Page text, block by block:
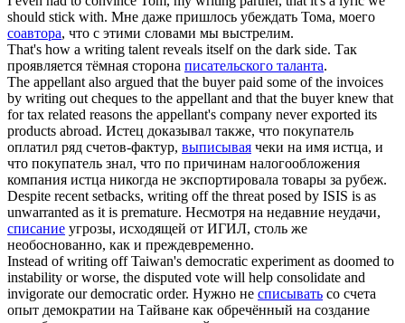
should stick with. Мне даже пришлось убеждать Тома, моего
соавтора, что с этими словами мы выстрелим.
That's how a writing talentreveals itself on the dark side. Так
проявляется тёмная сторона писательского таланта.
The appellant also argued that the buyer paid some of the invoices
by writing outcheques to the appellant and that the buyer knew that
for tax related reasons the appellant's company never exported its
products abroad. Истец доказывал также, что покупатель
оплатил ряд счетов-фактур, выписывая чеки на имя истца, и
что покупатель знал, что по причинам налогообложения
компания истца никогда не экспортировала товары за рубеж.
Despite recent setbacks, writing offthe threat posed by ISIS is as
unwarranted as it is premature. Несмотря на недавние неудачи,
списание угрозы, исходящей от ИГИЛ, столь же
необоснованно, как и преждевременно.
Instead ofwriting offTaiwan's democratic experiment as doomed to
instability or worse, the disputed vote will help consolidate and
invigorate our democratic order. Нужно не списывать со счета
опыт демократии на Тайване как обречённый на создание